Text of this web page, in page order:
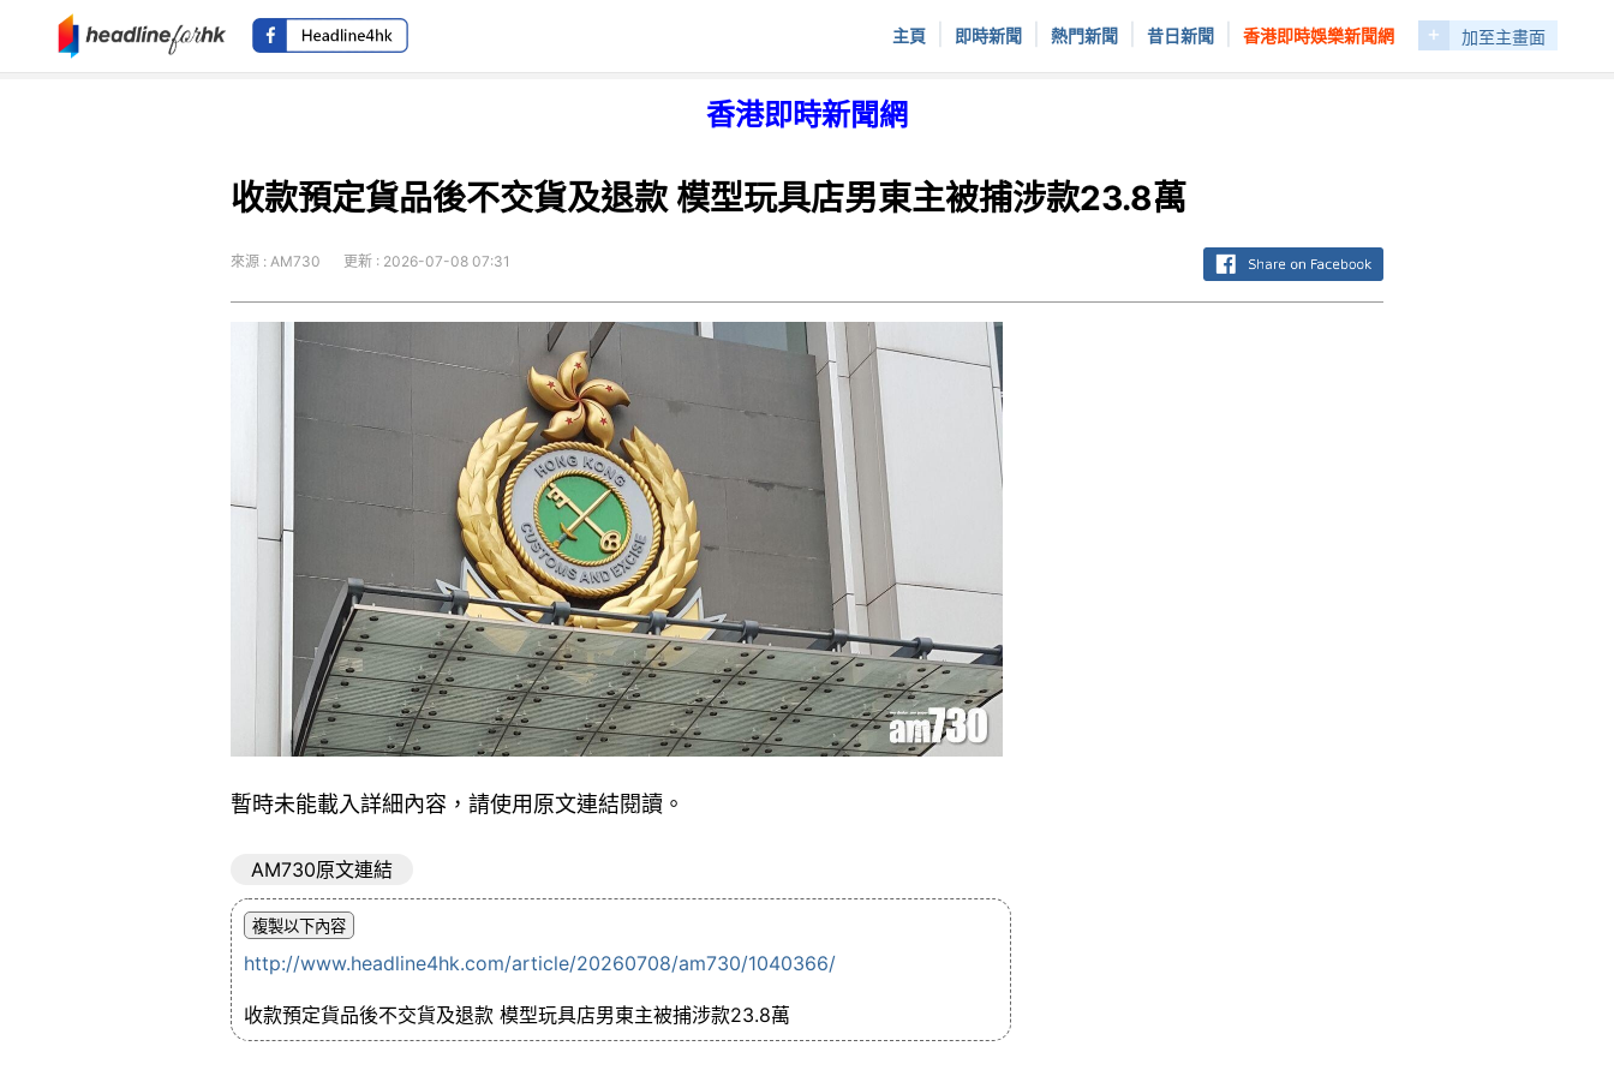
主頁 即時新聞 熱門新聞 昔日新聞 香港即時娛樂新聞網 + 加至主畫面
香港即時新聞網
收款預定貨品後不交貨及退款 模型玩具店男東主被捕涉款23.8萬
來源 : AM730 更新 : 2026-07-08 07:31
暫時未能載入詳細內容，請使用原文連結閱讀。
AM730原文連結
http://www.headline4hk.com/article/20260708/am730/1040366/
收款預定貨品後不交貨及退款 模型玩具店男東主被捕涉款23.8萬